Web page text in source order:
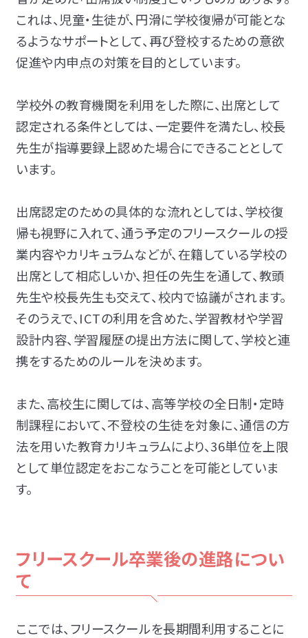
これは、児童・生徒が、円滑に学校復帰が可能とな
るようなサポートとして、再び登校するための意欲
促進や内申点の対策を目的としています。
学校外の教育機関を利用をした際に、出席として
認定される条件としては、一定要件を満たし、校長
先生が指導要録上認めた場合にできることとして
います。
出席認定のための具体的な流れとしては、学校復
帰も視野に入れて、通う予定のフリースクールの授
業内容やカリキュラムなどが、在籍している学校の
出席として相応しいか、 担任の先生を通して、教頭
先生や校長先生も交えて、校内で協議がされます。
そのうえで、ICTの利用を含めた、学習教材や学習
設計内容、学習履歴の提出方法に関して、学校と連
携をするためのルールを決めます。
また、高校生に関しては、高等学校の全日制・定時
制課程において、不登校の生徒を対象に、通信の方
法を用いた教育カリキュラムにより、36単位を上限
として単位認定をおこなうことを可能としていま
す。
フリースクール卒業後の進路につい
て
ここでは、フリースクールを長期間利用することに